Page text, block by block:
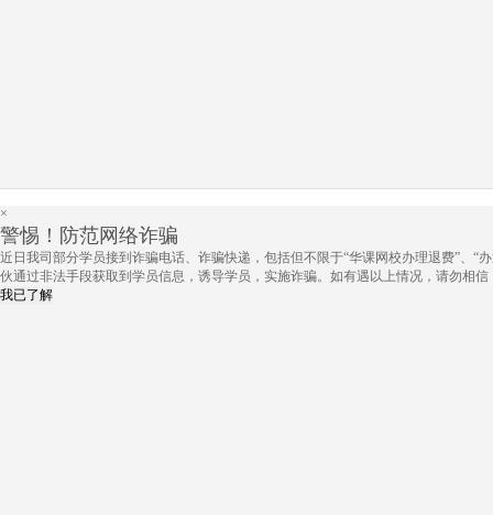
×
警惕！防范网络诈骗
近日我司部分学员接到诈骗电话、诈骗快递，包括但不限于“华课网校办理退费”、“
伙通过非法手段获取到学员信息，诱导学员，实施诈骗。如有遇以上情况，请勿相
我已了解